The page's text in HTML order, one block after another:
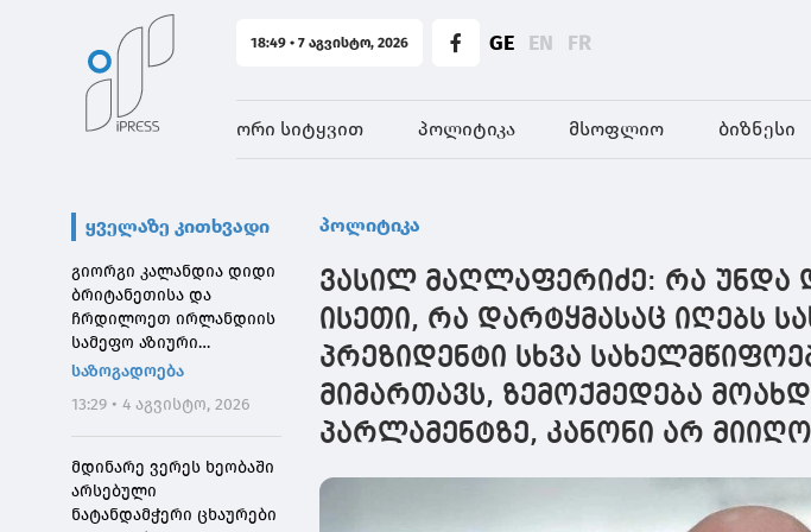
18:49 • 7 აგვისტო, 2026 GE EN FR
ორი სიტყვით პოლიტიკა მსოფლიო ბიზნესი
ყველაზე კითხვადი
გიორგი კალანდია დიდი
ბრიტანეთისა და
ჩრდილოეთ ირლანდიის
სამეფო აზიური
საზოგადოების
საზოგადოება
13:29 • 4 აგვისტო, 2026
მდინარე ვერეს ხეობაში
არსებული
ნატანდამჭერი ცხაურები
პოლიტიკა
ვასილ მაღლაფერიძე: რა უნდა
ისეთი, რა დარტყმასაც იღებს
პრეზიდენტი სხვა
მიმართავს, ზემოქმედება
პარლამენტზე, კანონი არ